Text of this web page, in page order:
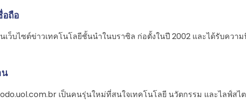
อถือ
เว็บไซต์ข่าวเทคโนโลยีชั้นนำในบราซิล ก่อตั้งในปี 2002 และได้รับค
น
เป็นคนรุ่นใหม่ที่สนใจเทคโนโลยี นวัตกรรม และไลฟ์